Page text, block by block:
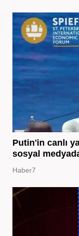
Putin'in canlı
sosyal
Haber7